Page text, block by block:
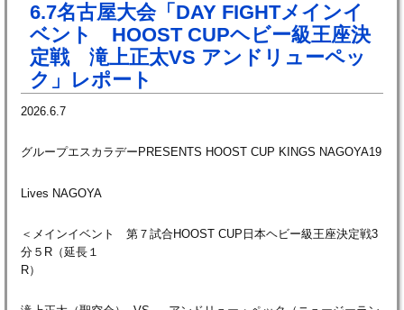
6.7名古屋大会「DAY FIGHTメインイ
ベント HOOST CUPヘビー級王座決
定戦 滝上正太VS アンドリューペッ
ク」レポート
2026.6.7
グループエスカラデーPRESENTS HOOST CUP KINGS NAGOYA19
Lives NAGOYA
＜メインイベント 第７試合HOOST CUP日本ヘビー級王座決定戦3
分５R（延長１
R）